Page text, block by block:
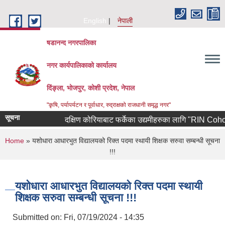
English
नेपाली
षडानन्द नगरपालिका
नगर कार्यपालिकाको कार्यालय
दिंङ्ला, भोजपुर, कोशी प्रदेश, नेपाल
"कृषि, पर्यापर्यटन र पूर्वाधार, रुद्राक्षको राजधानी समृद्ध नगर"
सूचना दक्षिण कोरियाबाट फर्केका उद्यमीहरुका लागि "RIN
You are here
Home » यशोधारा आधारभुत विद्यालयको रिक्त पदमा स्थायी शिक्षक सरुवा सम्बन्धी सूचना
!!!
यशोधारा आधारभुत विद्यालयको रिक्त पदमा स्थायी
शिक्षक सरुवा सम्बन्धी सूचना !!!
Submitted on: Fri, 07/19/2024 - 14:35